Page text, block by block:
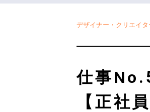
デザイナー・クリエイタ
仕事No.
【正社